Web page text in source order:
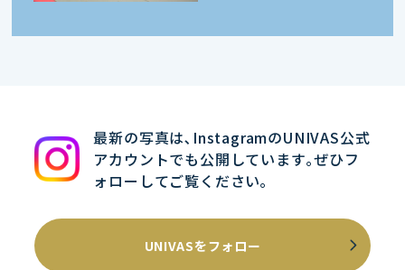
最新の写真は､InstagramのUNIVAS公式
アカウントでも公開しています｡ぜひフ
ォローしてご覧ください｡
UNIVASをフォロー